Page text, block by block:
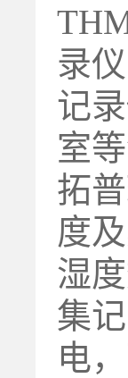
录仪
记
室
拓
度
湿
集
电